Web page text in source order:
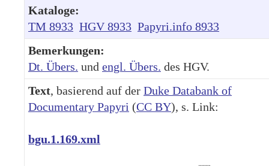
Kataloge:
TM 8933 HGV 8933 Papyri.info 8933
Bemerkungen:
Dt. Übers. und engl. Übers. des HGV.
Text, basierend auf der Duke Databank of
Documentary Papyri (CC BY), s. Link:
bgu.1.169.xml